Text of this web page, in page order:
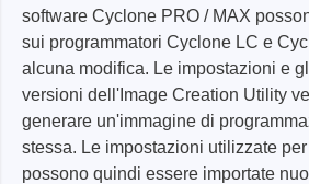
software Cyclone PRO / MAX
sui programmatori Cyclone LC e
alcuna modifica. Le impostazioni e
versioni dell'Image Creation Utility
generare un'immagine di
stessa. Le impostazioni utilizzate
possono quindi essere importate